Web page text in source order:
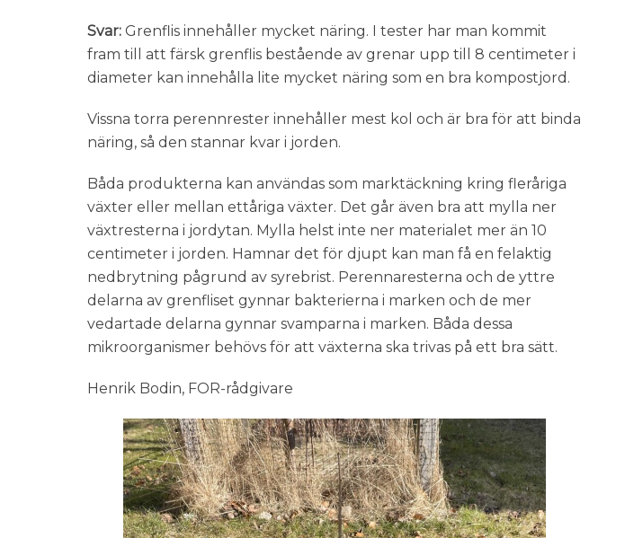
Svar: Grenflis innehåller mycket näring. I tester har man kommit
fram till att färsk grenflis bestående av grenar upp till 8 centimeter i
diameter kan innehålla lite mycket näring som en bra kompostjord.
Vissna torra perennrester innehåller mest kol och är bra för att binda
näring, så den stannar kvar i jorden.
Båda produkterna kan användas som marktäckning kring fleråriga
växter eller mellan ettåriga växter. Det går även bra att mylla ner
växtresterna i jordytan. Mylla helst inte ner materialet mer än 10
centimeter i jorden. Hamnar det för djupt kan man få en felaktig
nedbrytning pågrund av syrebrist. Perennaresterna och de yttre
delarna av grenfliset gynnar bakterierna i marken och de mer
vedartade delarna gynnar svamparna i marken. Båda dessa
mikroorganismer behövs för att växterna ska trivas på ett bra sätt.
Henrik Bodin, FOR-rådgivare